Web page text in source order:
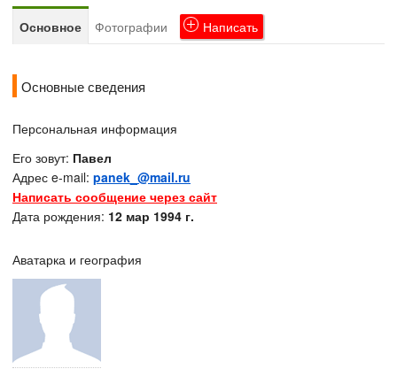
Сервисы и услуги
Основное Фотографии Написать
Основные сведения
Персональная информация
Его зовут: Павел
Адрес e-mail: panek_@mail.ru
Написать сообщение через сайт
Дата рождения: 12 мар 1994 г.
Аватарка и география